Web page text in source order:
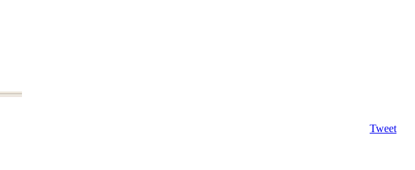
Tweet